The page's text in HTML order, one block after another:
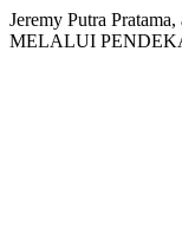
Jeremy Putra
MELALUI